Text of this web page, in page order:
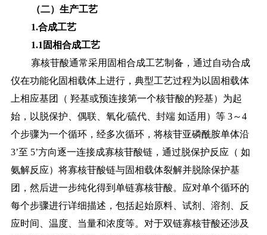
（二）生产工艺
1.合成工艺
1.1固相合成工艺
寡核苷酸通常采用固相合成工艺制备，通过自动合成
仪在功能化固相载体上进行，典型工艺过程为以固相载体
上相应基团（ 羟基或预连接第一个核苷酸的羟基）为起
始，以脱保护、偶联、氧化/硫代、封端 如适用）等 3～4
个步骤为一个循环，经多次循环，将核苷亚磷酰胺单体沿
3’至 5’方向逐一连接成寡核苷酸链，通过脱保护反应（ 如
氨解反应）将寡核苷酸链与固相载体裂解并脱除保护基
团，然后进一步纯化得到单链寡核苷酸。应对单个循环的
每个步骤进行详细描述，包括起始原料、试剂、溶剂、反
应时间、温度、当量和浓度等。对于双链寡核苷酸还涉及